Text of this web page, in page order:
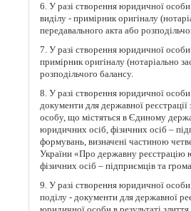
6. У разі створення юридичної особи
виділу - примірник оригіналу
передавального акта або
7. У разі створення юридичної особи
примірник оригіналу (нотаріально
розподільчого балансу.
8. У разі створення юридичної особи
документи для державної
особу, що містяться в Єдиному
юридичних осіб, фізичних осіб –
формувань, визначені частиною
України «Про державну реєстрацію
фізичних осіб – підприємців та
9. У разі створення юридичної особи
поділу - документи для державної